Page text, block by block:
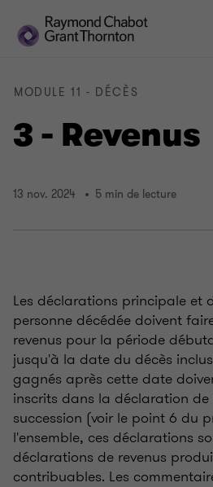
3 - Revenus
MODULE 11 - DÉCÈS
13 nov. 2024 5 min de lecture
Les déclarations principale et
personne décédée doivent
revenus pour la période
jusqu'à la date du décès
gagnés après cette date
inscrits dans la déclaration de
succession (voir le point 6 du
l'ensemble, ces déclarations
déclarations de revenus
contribuables. Les